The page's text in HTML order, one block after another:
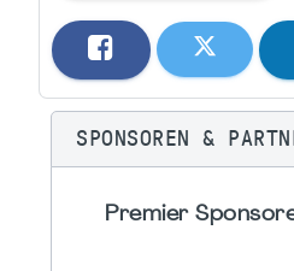
SPONSOREN &
Premier